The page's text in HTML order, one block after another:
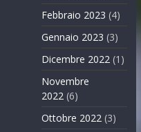
Febbraio 2023 (4)
Gennaio 2023 (3)
Dicembre 2022 (1)
Novembre
2022 (6)
Ottobre 2022 (3)